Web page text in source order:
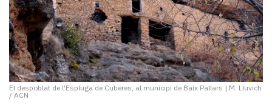
El despoblat de l'Espluga de Cuberes, al municipi de Baix Pallars | M. Lluvich
/ ACN